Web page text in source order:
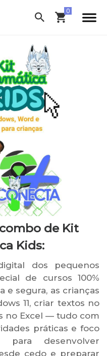
de Kit
Kids:
dos pequenos
de cursos 100%
e segura, as crianças
11, criar textos no
no Excel — tudo com
práticas e foco
para desenvolver
cedo e preparar